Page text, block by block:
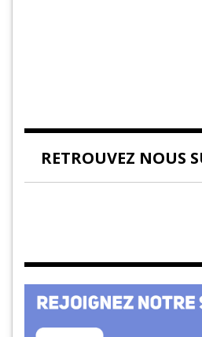
RETROUVEZ NOUS